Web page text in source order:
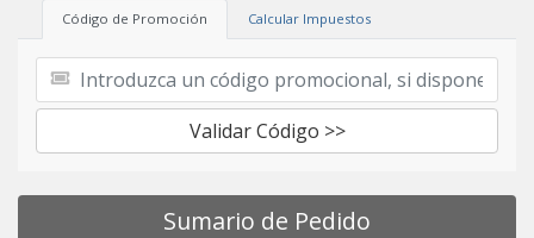
Código de Promoción Calcular Impuestos
Validar Código >>
Sumario de Pedido